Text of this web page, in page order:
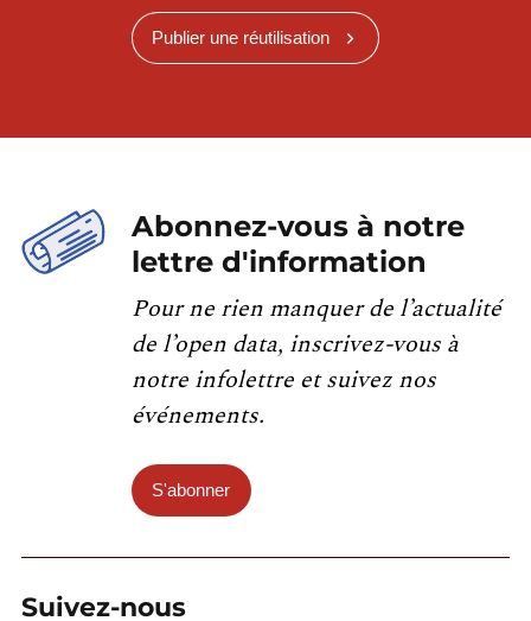
Publier une réutilisation
Abonnez-vous à notre
lettre d'information
Pour ne rien manquer de l’actualité
de l’open data, inscrivez-vous à
notre infolettre et suivez nos
événements.
S'abonner
Suivez-nous